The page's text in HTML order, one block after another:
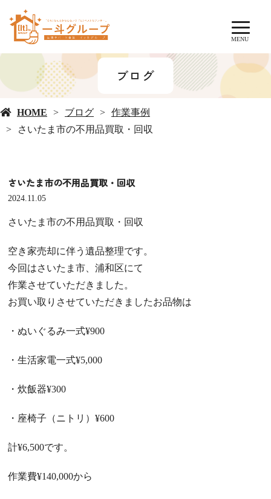
MENU
ブログ
HOME ブログ
作業事例
さいたま市の不用品買取・回収
さいたま市の不用品買取・回収
2024.11.05
さいたま市の不用品買取・回収
空き家売却に伴う遺品整理です。
今回はさいたま市、浦和区にて
作業させていただきました。
お買い取りさせていただきましたお品物は
・ぬいぐるみ一式¥900
・生活家電一式¥5,000
・炊飯器¥300
・座椅子（ニトリ） ¥600
計¥6,500です。
作業費¥140,000から